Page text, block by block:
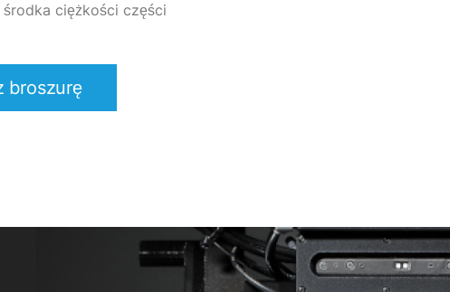
ciężkości części
broszurę